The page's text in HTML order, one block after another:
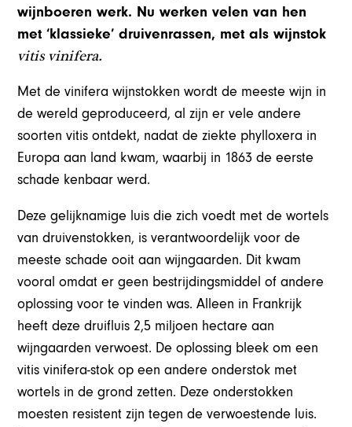
wijnboeren werk. Nu werken velen van hen
met ‘klassieke’ druivenrassen, met als wijnstok
vitis vinifera.
Met de vinifera wijnstokken wordt de meeste wijn in
de wereld geproduceerd, al zijn er vele andere
soorten vitis ontdekt, nadat de ziekte phylloxera in
Europa aan land kwam, waarbij in 1863 de eerste
schade kenbaar werd.
Deze gelijknamige luis die zich voedt met de wortels
van druivenstokken, is verantwoordelijk voor de
meeste schade ooit aan wijngaarden. Dit kwam
vooral omdat er geen bestrijdingsmiddel of andere
oplossing voor te vinden was. Alleen in Frankrijk
heeft deze druifluis 2,5 miljoen hectare aan
wijngaarden verwoest. De oplossing bleek om een
vitis vinifera-stok op een andere onderstok met
wortels in de grond zetten. Deze onderstokken
moesten resistent zijn tegen de verwoestende luis.